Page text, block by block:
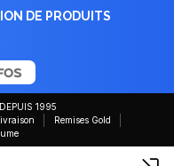
DE PRODUITS
1995
Remises Gold